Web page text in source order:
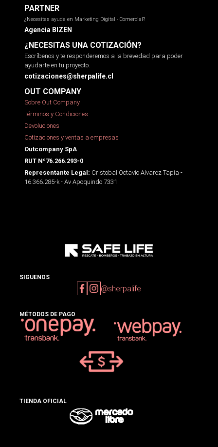
PARTNER
¿Necesitas ayuda en Marketing Digital - Comercial?
Agencia BIZEN
¿NECESITAS UNA COTIZACIÓN?
Escríbenos y te responderemos a la brevedad para poder
ayudarte en tu proyecto.
cotizaciones@sherpalife.cl
OUT COMPANY
Sobre Out Company
Términos y Condiciones
Devoluciones
Cotizaciones y ventas a empresas
Outcompany SpA
RUT Nº76.266.293-0
Representante Legal: Cristobal Octavio Alvarez Tapia -
16.366.285-k - Av Apoquindo 7331
SIGUENOS
@sherpalife
MÉTODOS DE PAGO
TIENDA OFICIAL